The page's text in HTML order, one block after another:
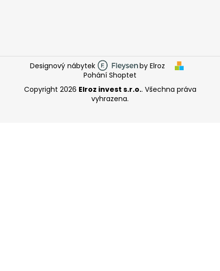
Designový nábytek
by Elroz
Pohání Shoptet
Copyright 2026 Elroz invest s.r.o.. Všechna práva
vyhrazena.